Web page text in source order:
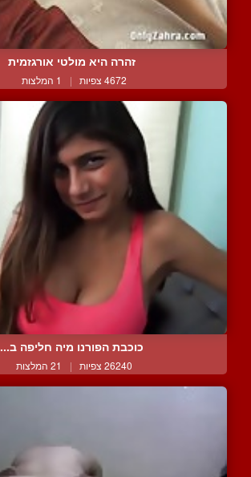
זהרה היא מולטי אורגזמית
4672 צפיות | 1 המלצות
כוכבת הפורנו מיה חליפה ב...
26240 צפיות | 21 המלצות